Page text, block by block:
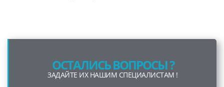
ОСТАЛИСЬ ВОПРОСЫ ?
ЗАДАЙТЕ ИХ НАШИМ СПЕЦИАЛИСТАМ !